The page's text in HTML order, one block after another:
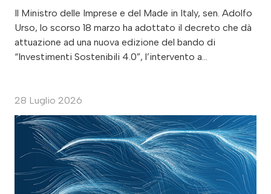
Il Ministro delle Imprese e del Made in Italy, sen. Adolfo
Urso, lo scorso 18 marzo ha adottato il decreto che dà
attuazione ad una nuova edizione del bando di
“Investimenti Sostenibili 4.0”, l’intervento a…
28 Luglio 2026